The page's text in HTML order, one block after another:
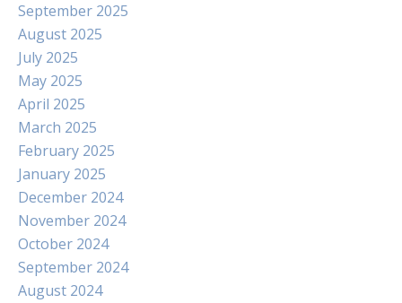
September 2025
August 2025
July 2025
May 2025
April 2025
March 2025
February 2025
January 2025
December 2024
November 2024
October 2024
September 2024
August 2024